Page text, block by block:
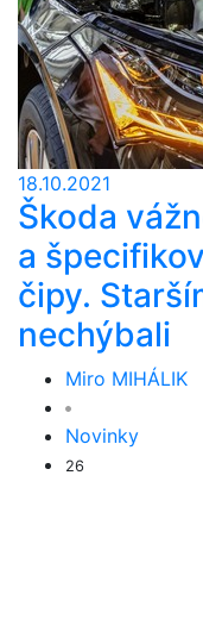
18.10.2021
Škoda
a
čipy.
nechýbali
Miro MIHÁLIK
Novinky
26